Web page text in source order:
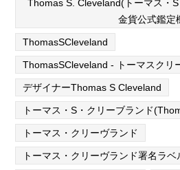
Thomas S. Cleveland(トーマス・
金貨公式鑑定
ThomasSCleveland
ThomasSCleveland - トーマスクリ
デザイナーThomas S Cleveland
トーマス・S・クリーブランド
トーマス・クリーヴランド
トーマス・クリーヴランド署名ラベ